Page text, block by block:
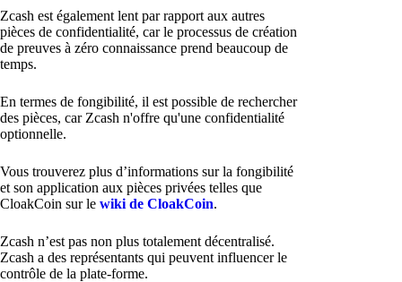
Zcash est également lent par rapport aux autres
pièces de confidentialité, car le processus de création
de preuves à zéro connaissance prend beaucoup de
temps.
En termes de fongibilité, il est possible de rechercher
des pièces, car Zcash n'offre qu'une confidentialité
optionnelle.
Vous trouverez plus d’informations sur la fongibilité
et son application aux pièces privées telles que
CloakCoin sur le wiki de CloakCoin.
Zcash n’est pas non plus totalement décentralisé.
Zcash a des représentants qui peuvent influencer le
contrôle de la plate-forme.